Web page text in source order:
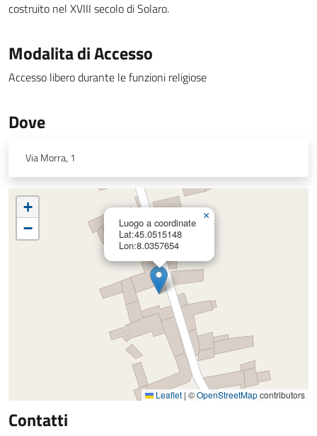
costruito nel XVIII secolo di Solaro.
Modalita di Accesso
Accesso libero durante le funzioni religiose
Dove
Via Morra, 1
Luogo a coordinate
Lat:45.0515148
Lon:8.0357654
×
+
−
Leaflet | ©OpenStreetMapcontributors
Contatti